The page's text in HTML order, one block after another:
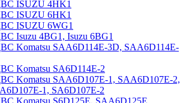
ISUZU 4HK1
ISUZU 6HK1
ISUZU 6WG1
Isuzu 4BG1, Isuzu 6BG1
Komatsu SAA6D114E-3D, SAA6D114E-
Komatsu SA6D114E-2
Komatsu SAA6D107E-1, SAA6D107E-2,
1, SA6D107E-2
Komatsu S6D125E, SAA6D125E